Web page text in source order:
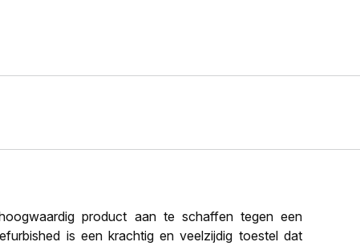
product aan te schaffen tegen een
is een krachtig en veelzijdig toestel dat